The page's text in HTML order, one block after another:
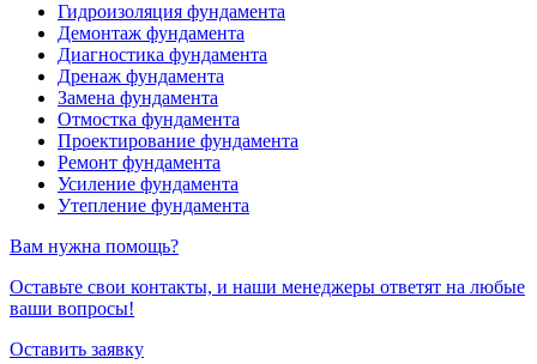
Гидроизоляция фундамента
Демонтаж фундамента
Диагностика фундамента
Дренаж фундамента
Замена фундамента
Отмостка фундамента
Проектирование фундамента
Ремонт фундамента
Усиление фундамента
Утепление фундамента
Вам нужна помощь?
Оставьте свои контакты, и наши менеджеры ответят на любые
ваши вопросы!
Оставить заявку